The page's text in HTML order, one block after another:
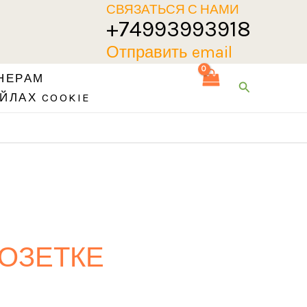
СВЯЗАТЬСЯ С НАМИ
+74993993918
Отправить email
COOKIE
Поиск